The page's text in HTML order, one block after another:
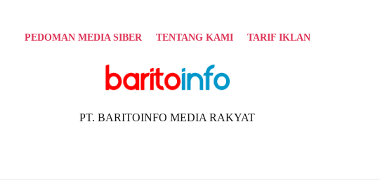
PEDOMAN MEDIA SIBER TENTANG KAMI TARIF IKLAN
PT. BARITOINFO MEDIA RAKYAT